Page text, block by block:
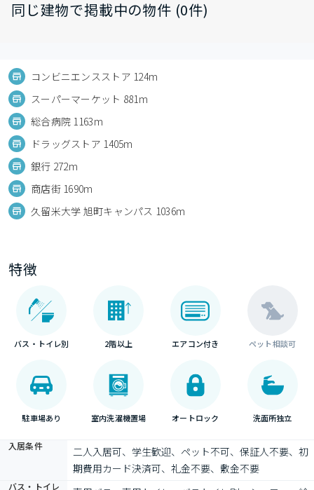
同じ建物で掲載中の物件 (0件)
コンビニエンスストア 124m
スーパーマーケット 881m
総合病院 1163m
ドラッグストア 1405m
銀行 272m
商店街 1690m
久留米大学 旭町キャンパス 1036m
特徴
バス・トイレ別 2階以上 エアコン付き ペット相談可
駐車場あり 室内洗濯機置場 オートロック 洗面所独立
入居条件
二人入居可、学生歓迎、ペット不可、保証人不要、初
期費用カード決済可、礼金不要、敷金不要
バス・トイレ